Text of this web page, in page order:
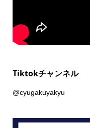
Tiktokチャンネル
@cyugakuyakyu